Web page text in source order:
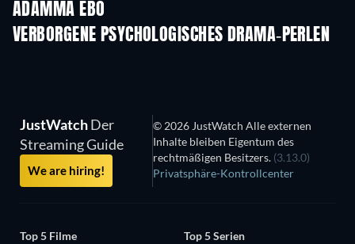
ADAMMA EBO
VERBORGENE PSYCHOLOGISCHES DRAMA-PERLEN
JustWatchDer
Streaming Guide
We are hiring!
© 2026 JustWatch Alle externen
Inhalte bleiben Eigentum des
rechtmäßigen Besitzers. (3.13.0)
Privatsphäre-Kontrollcenter
Top 5 Filme
Top 5 Serien